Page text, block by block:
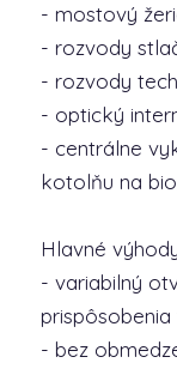
- mostový
- rozvody
- rozvody
- optický
- centrálne
kotolňu na
Hlavné
- variabilný
- bez